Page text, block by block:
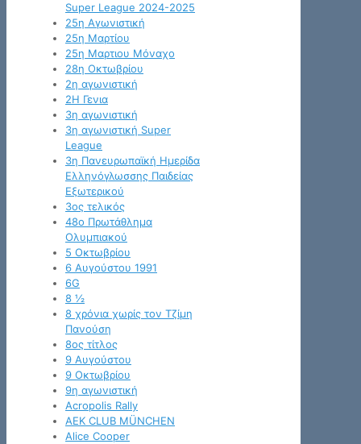
Super League 2024-2025
25η Αγωνιστική
25η Μαρτίου
25η Μαρτιου Μόναχο
28η Οκτωβρίου
2η αγωνιστική
2Η Γενια
3η αγωνιστική
3η αγωνιστική Super
League
3η Πανευρωπαϊκή Ημερίδα
Ελληνόγλωσσης Παιδείας
Εξωτερικού
3ος τελικός
48ο Πρωτάθλημα
Ολυμπιακού
5 Οκτωβρίου
6 Αυγούστου 1991
6G
8 ½
8 χρόνια χωρίς τον Τζίμη
Πανούση
8ος τίτλος
9 Αυγούστου
9 Οκτωβρίου
9η αγωνιστική
Acropolis Rally
AEK CLUB MÜNCHEN
Alice Cooper